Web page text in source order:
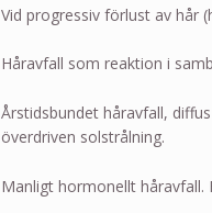
Vid progressiv förlust av hår
Håravfall som reaktion i
Årstidsbundet håravfall,
överdriven solstrålning.
Manligt hormonellt